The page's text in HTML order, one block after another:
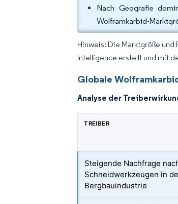
Nach Geografie
Wolframkarbid-
Hinweis: Die Marktgröße
Intelligence erstellt und mit
Globale
Analyse der
TREIBER
Steigende Nachfrage
Schneidwerkzeugen in
Bergbauindustrie